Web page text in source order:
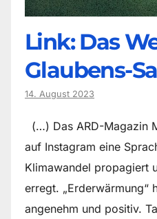
Link: Das
Glaubens-
14. August 2023
(…) Das ARD-Magazin
auf Instagram eine
Klimawandel propagiert
erregt. „Erderwärmung“
angenehm und positiv.